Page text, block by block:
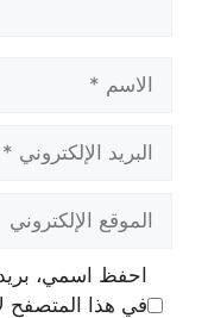
الإلكتروني
الإلكتروني
احفظ اسمي،
في هذا المتصفح